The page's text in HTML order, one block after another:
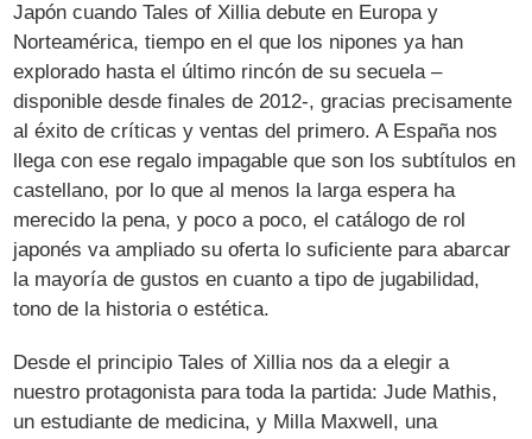
Japón cuando Tales of Xillia debute en Europa y
Norteamérica, tiempo en el que los nipones ya han
explorado hasta el último rincón de su secuela –
disponible desde finales de 2012-, gracias precisamente
al éxito de críticas y ventas del primero. A España nos
llega con ese regalo impagable que son los subtítulos en
castellano, por lo que al menos la larga espera ha
merecido la pena, y poco a poco, el catálogo de rol
japonés va ampliado su oferta lo suficiente para abarcar
la mayoría de gustos en cuanto a tipo de jugabilidad,
tono de la historia o estética.
Desde el principio Tales of Xillia nos da a elegir a
nuestro protagonista para toda la partida: Jude Mathis,
un estudiante de medicina, y Milla Maxwell, una